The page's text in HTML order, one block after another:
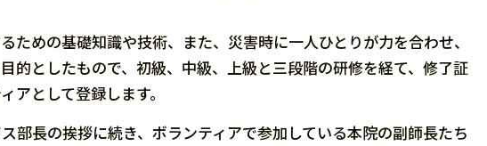
めの基礎知識や技術、また、災害時に一人ひとりが力を合わせ、
的としたもので、初級、中級、上級と三段階の研修を経て、修了証
アとして登録します。
部長の挨拶に続き、ボランティアで参加している本院の副師長たち